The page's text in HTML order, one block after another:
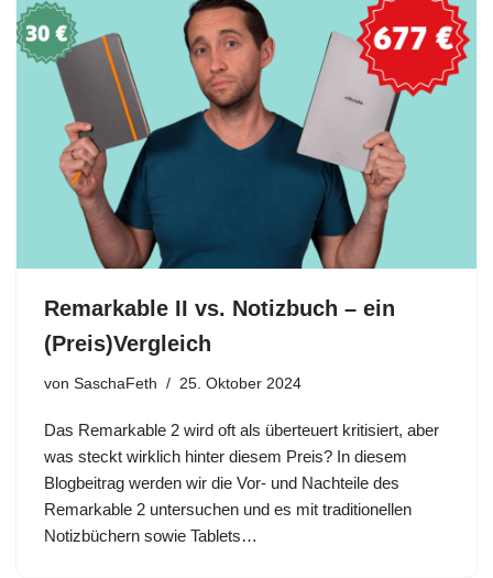
Remarkable II vs. Notizbuch – ein
(Preis)Vergleich
von SaschaFeth 25. Oktober 2024
Das Remarkable 2 wird oft als überteuert kritisiert, aber
was steckt wirklich hinter diesem Preis? In diesem
Blogbeitrag werden wir die Vor- und Nachteile des
Remarkable 2 untersuchen und es mit traditionellen
Notizbüchern sowie Tablets…